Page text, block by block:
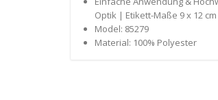
Optik | Etikett-Maße 9 x 12
Model: 85279
Material: 100% Polyester